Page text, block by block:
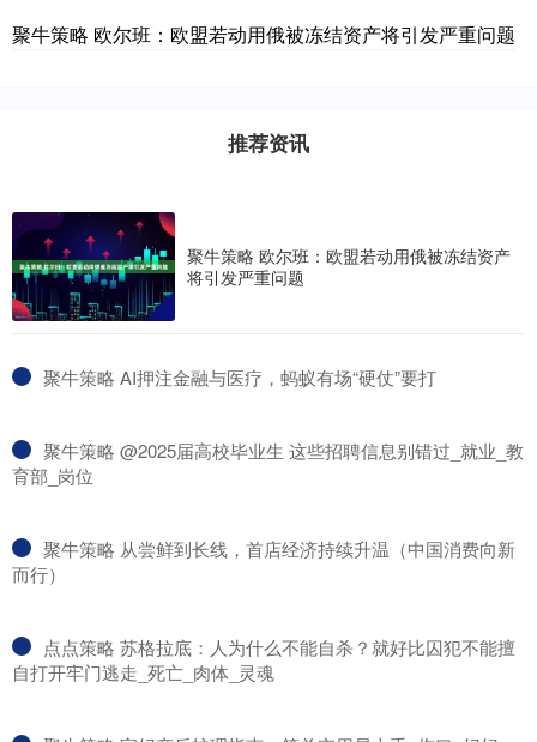
聚牛策略 欧尔班：欧盟若动用俄被冻结资产将引发严重问题
推荐资讯
聚牛策略 欧尔班：欧盟若动用俄被冻结资产
将引发严重问题
​聚牛策略 AI押注金融与医疗，蚂蚁有场“硬仗”要打
​聚牛策略 @2025届高校毕业生 这些招聘信息别错过_就业_教
育部_岗位
​聚牛策略 从尝鲜到长线，首店经济持续升温（中国消费向新
而行）
​点点策略 苏格拉底：人为什么不能自杀？就好比囚犯不能擅
自打开牢门逃走_死亡_肉体_灵魂